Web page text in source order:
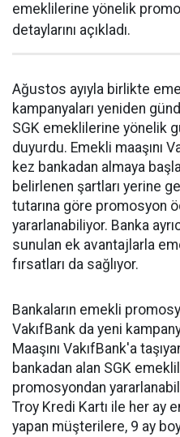
emeklilerine yönelik
detaylarını açıkladı.
Ağustos ayıyla birlikte
kampanyaları yeniden
SGK emeklilerine yönelik
duyurdu. Emekli maaşını
kez bankadan almaya
belirlenen şartları yerine
tutarına göre promosyon
yararlanabiliyor. Banka
sunulan ek avantajlarla
fırsatları da sağlıyor.
Bankaların emekli
VakıfBank da yeni
Maaşını VakıfBank'a
bankadan alan SGK
promosyondan
Troy Kredi Kartı ile her ay
yapan müşterilere, 9 ay